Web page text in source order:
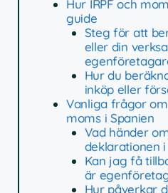
Hur IRPF och
guide
Steg för att
eller din
Hur du
inköp eller
Vanliga frågor
moms i Spanien
Vad händer
deklarationen i
Kan jag få
är
Hur påverkar